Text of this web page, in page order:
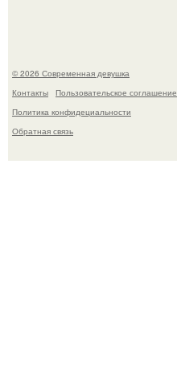
© 2026 Современная девушка
Контакты
Пользовательское соглашение
Политика конфидециальности
Обратная связь